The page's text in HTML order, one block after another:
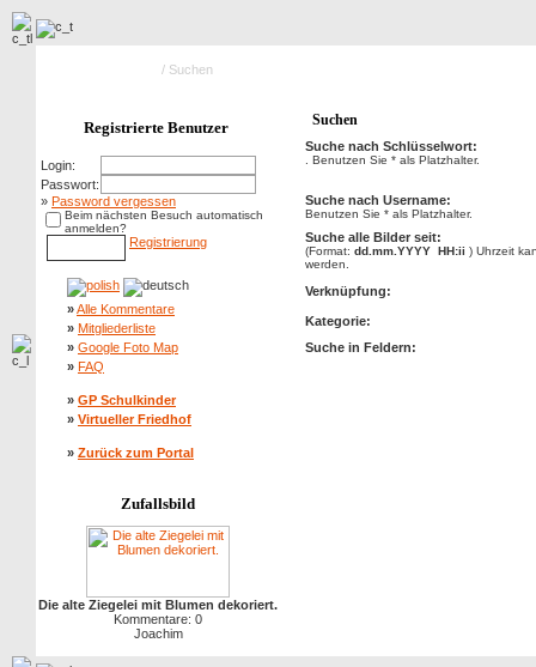
/ Suchen
Registrierte Benutzer
Login:
Passwort:
» Password vergessen
Beim nächsten Besuch automatisch
anmelden?
Registrierung
»Alle Kommentare
» Mitgliederliste
» Google Foto Map
» FAQ
» GP Schulkinder
» Virtueller Friedhof
» Zurück zum Portal
Zufallsbild
Die alte Ziegelei mit Blumen dekoriert.
Kommentare: 0
Joachim
Suchen
Suche nach Schlüsselwort:
. Benutzen Sie * als Platzhalter.
Suche nach Username:
Benutzen Sie * als Platzhalter.
Suche alle Bilder seit:
(Format: dd.mm.YYYY HH:ii ) Uhrzeit
werden.
Verknüpfung:
Kategorie:
Suche in Feldern: